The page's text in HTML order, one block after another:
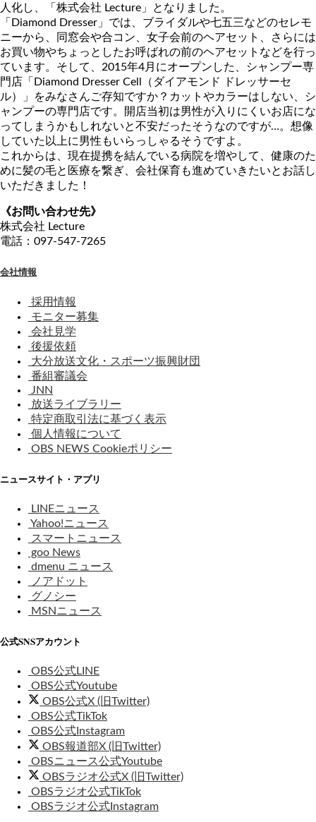
人化し、「株式会社 Lecture」となりました。
「Diamond Dresser」では、ブライダルや七五三などのセレモ
ニーから、同窓会や合コン、女子会前のヘアセット、さらには
お買い物やちょっとしたお呼ばれの前のヘアセットなどを行っ
ています。そして、2015年4月にオープンした、シャンプー専
門店「Diamond Dresser Cell（ダイアモンド ドレッサーセ
ル）」をみなさんご存知ですか？カットやカラーはしない、シ
ャンプーの専門店です。開店当初は男性が入りにくいお店にな
ってしまうかもしれないと不安だったそうなのですが…。想像
していた以上に男性もいらっしゃるそうですよ。
これからは、現在提携を結んでいる病院を増やして、健康のた
めに髪の毛と医療を繋ぎ、会社保育も進めていきたいとお話し
いただきました！
《お問い合わせ先》
株式会社 Lecture
電話：097-547-7265
会社情報
採用情報
モニター募集
会社見学
後援依頼
大分放送文化・スポーツ振興財団
番組審議会
JNN
放送ライブラリー
特定商取引法に基づく表示
個人情報について
OBS NEWS Cookieポリシー
ニュースサイト・アプリ
LINEニュース
Yahoo!ニュース
スマートニュース
goo News
dmenu ニュース
ノアドット
グノシー
MSNニュース
公式SNSアカウント
OBS公式LINE
OBS公式Youtube
OBS公式X (旧Twitter)
OBS公式TikTok
OBS公式Instagram
OBS報道部X (旧Twitter)
OBSニュース公式Youtube
OBSラジオ公式X (旧Twitter)
OBSラジオ公式TikTok
OBSラジオ公式Instagram